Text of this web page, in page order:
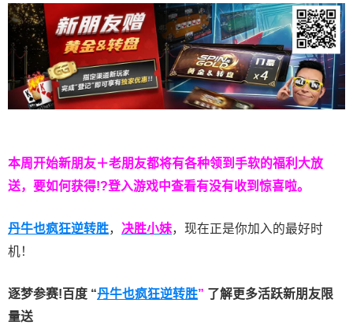
本周开始新朋友＋老朋友都将有各种领到手软的福利大放
送，要如何获得!?登入游戏中查看有没有收到惊喜啦。
丹牛也疯狂逆转胜， 决胜小妹，现在正是你加入的最好时
机！
逐梦参赛!百度 “丹牛也疯狂逆转胜” 了解更多活跃新朋友限
量送